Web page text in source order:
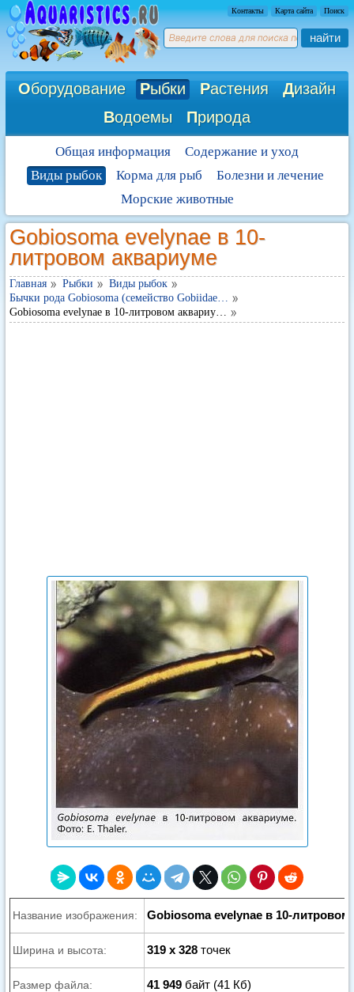
Контакты Карта сайта Поиск
найти
Оборудование Рыбки Растения Дизайн
Водоемы Природа
Общая информация
Содержание и уход
Виды рыбок
Корма для рыб
Болезни и лечение
Морские животные
Gobiosoma evelynae в 10-
литровом аквариуме
Главная Рыбки
Виды рыбок
Бычки рода Gobiosoma (семейство Gobiidae…
Gobiosoma evelynae в 10-литровом аквариу…
Название изображения: Gobiosoma evelynae в 10-литровом
Ширина и высота: 319 x 328 точек
Размер файла: 41 949 байт (41 Кб)